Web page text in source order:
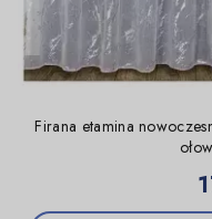
Firana etamina